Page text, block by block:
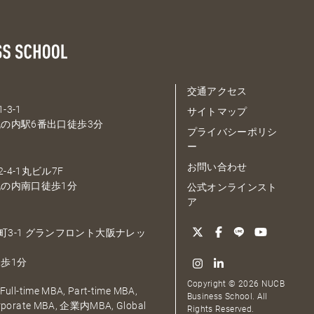
3-1
内駅6番出口徒歩3分
4-1丸ビル7F
内南口徒歩1分
3-1 グランフロント大阪ナレッ
1分
time MBA, Part-time MBA,
MBA, 企業内MBA, Global
交通アクセス
サイトマップ
プライバシーポリシ
ー
お問い合わせ
公式オンラインスト
ア
Copyright © 2026 NUCB
Business School. All
Rights Reserved.